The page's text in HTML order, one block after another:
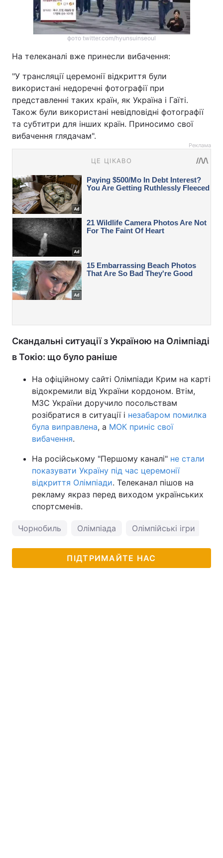
фото twitter.com/hyunsuinseoul
На телеканалі вже принесли вибачення:
"У трансляції церемонії відкриття були
використані недоречні фотографії при
представленні таких країн, як Україна і Гаїті.
Також були використані невідповідні фотографії
та субтитри для інших країн. Приносимо свої
вибачення глядачам".
Реклама
Скандальні ситуації з Україною на Олімпіаді
в Токіо: що було раніше
На офіційному сайті Олімпіади Крим на карті
відокремили від України кордоном. Втім,
МЗС України доручило посольствам
розібратися в ситуації і незабаром помилка
була виправлена, а МОК приніс свої
вибачення.
На російському "Першому каналі" не стали
показувати Україну під час церемонії
відкриття Олімпіади. Телеканал пішов на
рекламу якраз перед виходом українських
спортсменів.
Чорнобиль Олімпіада Олімпійські ігри
ПІДТРИМАЙТЕ НАС